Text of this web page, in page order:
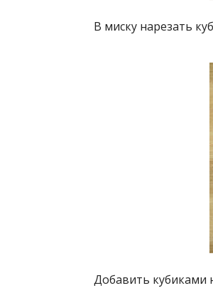
В миску нарезать
Добавить кубиками